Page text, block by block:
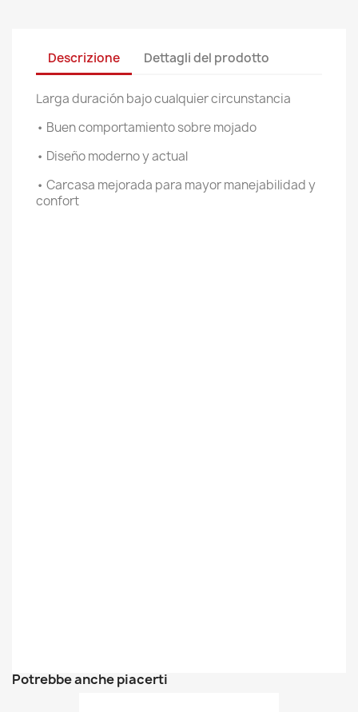
Descrizione Dettagli del prodotto
Larga duración bajo cualquier circunstancia
• Buen comportamiento sobre mojado
• Diseño moderno y actual
• Carcasa mejorada para mayor manejabilidad y
confort
Potrebbe anche piacerti